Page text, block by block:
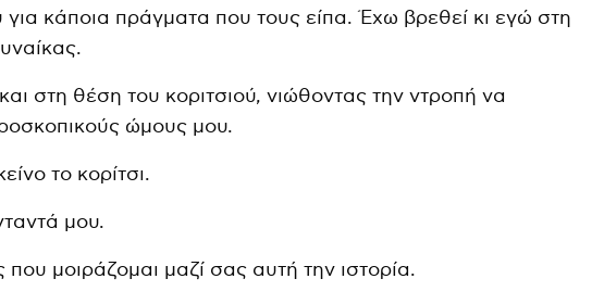
για κάποια πράγματα που τους είπα. Έχω βρεθεί κι εγώ στη
στη θέση του κοριτσιού, νιώθοντας την ντροπή να
ώμους μου.
το κορίτσι.
μου.
που μοιράζομαι μαζί σας αυτή την ιστορία.